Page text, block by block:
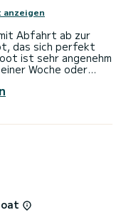
Abfahrt ab zur
das sich perfekt
ist sehr angenehm
Woche oder
auf diesem 16
und die 5
Ausstattung: